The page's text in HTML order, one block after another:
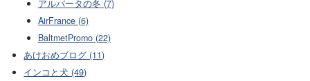
アルバータの冬 (7)
AirFrance (6)
BaltmetPromo (22)
あけおめブログ (11)
インコと犬 (49)